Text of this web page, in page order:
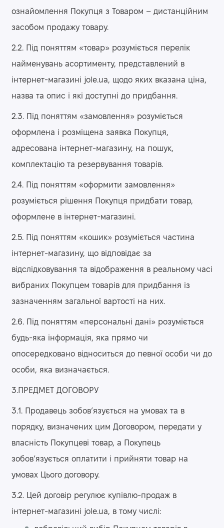
ознайомлення Покупця з Товаром – дистанційним
засобом продажу товару.
2.2. Під поняттям «товар» розуміється перелік
найменувань асортименту, представлений в
інтернет-магазині jole.ua, щодо яких вказана ціна,
назва та опис і які доступні до придбання.
2.3. Під поняттям «замовлення» розуміється
оформлена і розміщена заявка Покупця,
адресована інтернет-магазину, на пошук,
комплектацію та резервування товарів.
2.4. Під поняттям «оформити замовлення»
розуміється рішення Покупця придбати товар,
оформлене в інтернет-магазині.
2.5. Під поняттям «кошик» розуміється частина
інтернет-магазину, що відповідає за
відслідковування та відображення в реальному часі
вибраних Покупцем товарів для придбання із
зазначенням загальної вартості на них.
2.6. Під поняттям «персональні дані» розуміється
будь-яка інформація, яка прямо чи
опосередковано відноситься до певної особи чи до
особи, яка визначається.
3.ПРЕДМЕТ ДОГОВОРУ
3.1. Продавець зобов’язується на умовах та в
порядку, визначених цим Договором, передати у
власність Покупцеві товар, а Покупець
зобов’язується оплатити і прийняти товар на
умовах Цього договору.
3.2. Цей договір регулює купівлю-продаж в
інтернет-магазині jole.ua, в тому числі: